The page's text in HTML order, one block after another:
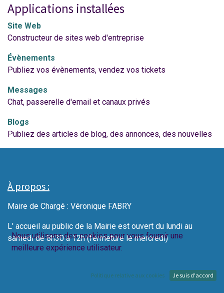
Applications installées
Site Web
Constructeur de sites web d'entreprise
Évènements
Publiez vos évènements, vendez vos tickets
Messages
Chat, passerelle d'email et canaux privés
Blogs
Publiez des articles de blog, des annonces, des nouvelles
À propos :
Maire de Chargé : Véronique FABRY
L' accueil au public de la Mairie est ouvert du lundi au
samedi de 8h30 à 12h (fermeture le mercredi)
Nous utilisons des cookies pour vous fournir une
meilleure expérience utilisateur.
Politique relative aux cookies Je suis d'accord